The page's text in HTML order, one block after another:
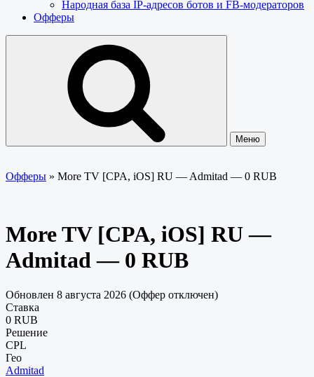
Народная база IP-адресов ботов и FB-модераторов
Офферы
Меню
Офферы » More TV [CPA, iOS] RU — Admitad — 0 RUB
More TV [CPA, iOS] RU —
Admitad — 0 RUB
Обновлен 8 августа 2026 (Оффер отключен)
Ставка
0 RUB
Решение
CPL
Гео
Admitad